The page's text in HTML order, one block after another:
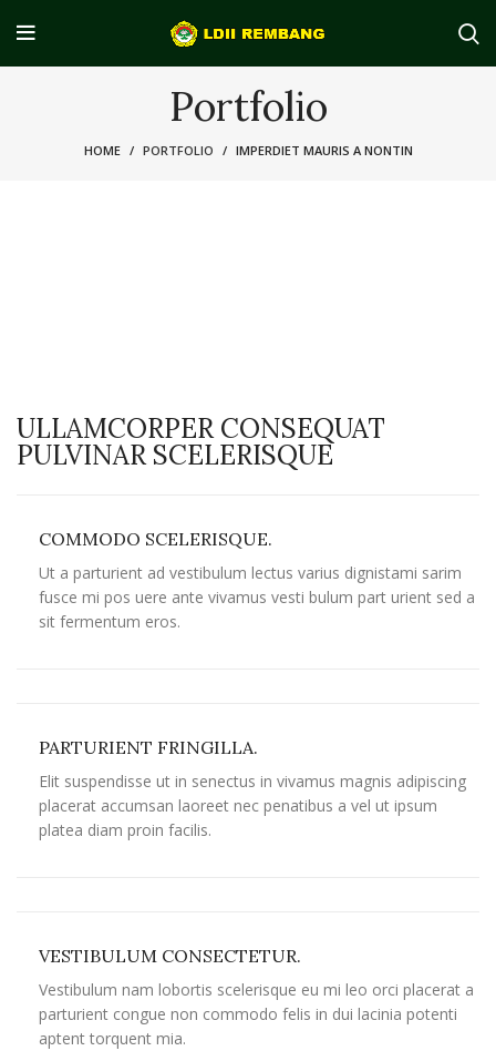
Portfolio
HOME PORTFOLIO IMPERDIET MAURIS A NONTIN
ULLAMCORPER CONSEQUAT
PULVINAR SCELERISQUE
COMMODO SCELERISQUE.
Ut a parturient ad vestibulum lectus varius dignistami sarim
fusce mi pos uere ante vivamus vesti bulum part urient sed a
sit fermentum eros.
PARTURIENT FRINGILLA.
Elit suspendisse ut in senectus in vivamus magnis adipiscing
placerat accumsan laoreet nec penatibus a vel ut ipsum
platea diam proin facilis.
VESTIBULUM CONSECTETUR.
Vestibulum nam lobortis scelerisque eu mi leo orci placerat a
parturient congue non commodo felis in dui lacinia potenti
aptent torquent mia.